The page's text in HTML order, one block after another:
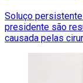
Soluço
presidente são
causada pelas